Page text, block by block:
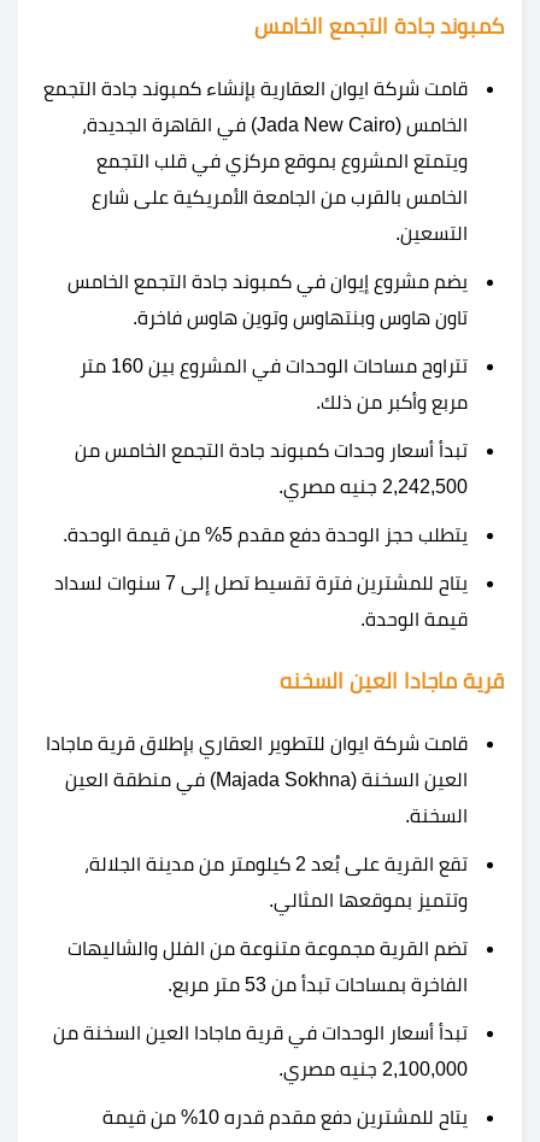
كمبوند جادة التجمع الخامس
قامت شركة ايوان العقارية بإنشاء كمبوند جادة التجمع
الخامس (Jada New Cairo) في القاهرة الجديدة،
ويتمتع المشروع بموقع مركزي في قلب التجمع
الخامس بالقرب من الجامعة الأمريكية على شارع
التسعين.
يضم مشروع إيوان في كمبوند جادة التجمع الخامس
تاون هاوس وبنتهاوس وتوين هاوس فاخرة.
تتراوح مساحات الوحدات في المشروع بين 160 متر
مربع وأكبر من ذلك.
تبدأ أسعار وحدات كمبوند جادة التجمع الخامس من
2,242,500 جنيه مصري.
يتطلب حجز الوحدة دفع مقدم 5% من قيمة الوحدة.
يتاح للمشترين فترة تقسيط تصل إلى 7 سنوات لسداد
قيمة الوحدة.
قرية ماجادا العين السخنه
قامت شركة ايوان للتطوير العقاري بإطلاق قرية ماجادا
العين السخنة (Majada Sokhna) في منطقة العين
السخنة.
تقع القرية على بُعد 2 كيلومتر من مدينة الجلالة،
وتتميز بموقعها المثالي.
تضم القرية مجموعة متنوعة من الفلل والشاليهات
الفاخرة بمساحات تبدأ من 53 متر مربع.
تبدأ أسعار الوحدات في قرية ماجادا العين السخنة من
2,100,000 جنيه مصري.
يتاح للمشترين دفع مقدم قدره 10% من قيمة